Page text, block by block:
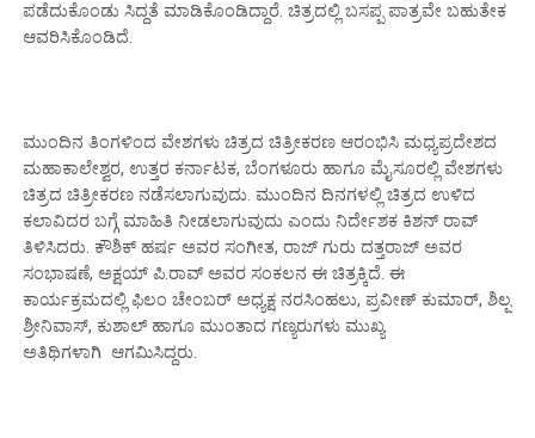
ಪಡೆದುಕೊಂಡು ಸಿದ್ದತೆ ಮಾಡಿಕೊಂಡಿದ್ದಾರೆ.‌ ಚಿತ್ರದಲ್ಲಿ ಬಸಪ್ಪ ಪಾತ್ರವೇ ಬಹುತೇಕ
ಆವರಿಸಿಕೊಂಡಿದೆ.
ಮುಂದಿನ ತಿಂಗಳಿಂದ ವೇಶಗಳು ಚಿತ್ರದ ಚಿತ್ರೀಕರಣ ಆರಂಭಿಸಿ ಮಧ್ಯಪ್ರದೇಶದ
ಮಹಾಕಾಲೇಶ್ವರ, ಉತ್ತರ ಕರ್ನಾಟಕ, ಬೆಂಗಳೂರು ಹಾಗೂ ಮೈಸೂರಲ್ಲಿ ವೇಶಗಳು
ಚಿತ್ರದ ಚಿತ್ರೀಕರಣ ನಡೆಸಲಾಗುವುದು. ಮುಂದಿನ ದಿನಗಳಲ್ಲಿ ಚಿತ್ರದ ಉಳಿದ
ಕಲಾವಿದರ ಬಗ್ಗೆ ಮಾಹಿತಿ ನೀಡಲಾಗುವುದು ಎಂದು ನಿರ್ದೇಶಕ ಕಿಶನ್ ರಾವ್
ತಿಳಿಸಿದರು. ಕೌಶಿಕ್ ಹರ್ಷ ಅವರ ಸಂಗೀತ, ರಾಜ್ ಗುರು ದತ್ತರಾಜ್ ಅವರ
ಸಂಭಾಷಣೆ, ಅಕ್ಷಯ್ ಪಿ.ರಾವ್ ಅವರ ಸಂಕಲನ ಈ ಚಿತ್ರಕ್ಕಿದೆ. ಈ
ಕಾರ್ಯಕ್ರಮದಲ್ಲಿ ಫಿಲಂ ಚೇಂಬರ್ ಅಧ್ಯಕ್ಷ ನರಸಿಂಹಲು, ಪ್ರವೀಣ್ ಕುಮಾರ್, ಶಿಲ್ಪ
ಶ್ರೀನಿವಾಸ್‌, ಕುಶಾಲ್ ಹಾಗೂ ಮುಂತಾದ ಗಣ್ಯರುಗಳು ಮುಖ್ಯ
ಅತಿಥಿಗಳಾಗಿ ಆಗಮಿಸಿದ್ದರು.